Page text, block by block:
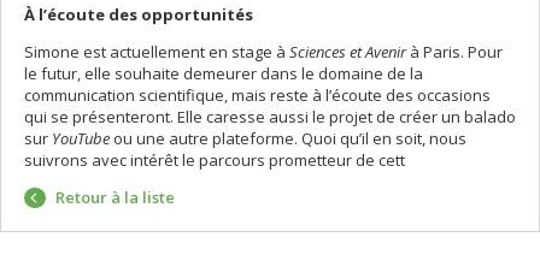
À l’écoute des opportunités
Simone est actuellement en stage à Sciences et Avenirà Paris. Pour
le futur, elle souhaite demeurer dans le domaine de la
communication scientifique, mais reste à l’écoute des occasions
qui se présenteront. Elle caresse aussi le projet de créer un balado
sur YouTube ou une autre plateforme. Quoi qu’il en soit, nous
suivrons avec intérêt le parcours prometteur de cett
Retour à la liste